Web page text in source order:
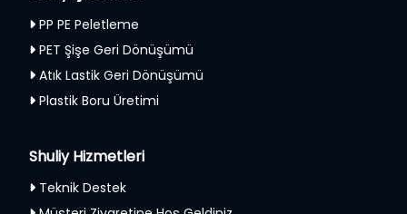
PP PE Peletleme
PET Şişe Geri Dönüşümü
Atık Lastik Geri Dönüşümü
Plastik Boru Üretimi
Shuliy Hizmetleri
Teknik Destek